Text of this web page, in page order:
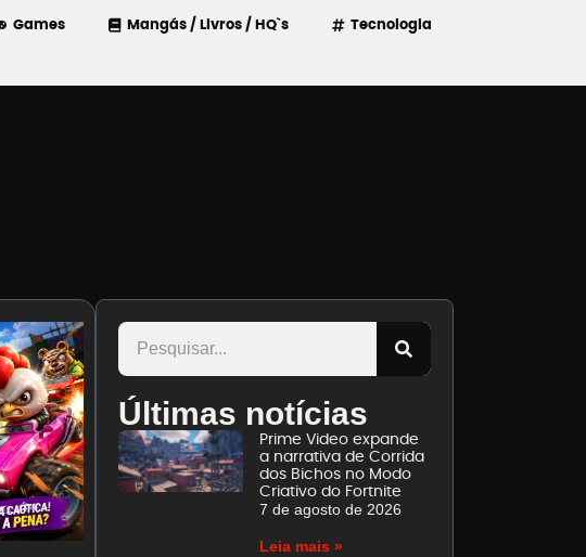
Games Mangás / Livros / HQ`s Tecnologia
Últimas notícias
Prime Video expande
a narrativa de Corrida
dos Bichos no Modo
Criativo do Fortnite
7 de agosto de 2026
Leia mais »